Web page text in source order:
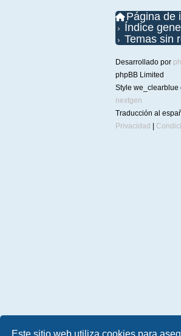
Este sitio web utiliza cookies para
Página de
Índice
Temas sin
Desarrollado por
phpBB Limited
Style we_clearblue
nextgen
Traducción al
Privacidad